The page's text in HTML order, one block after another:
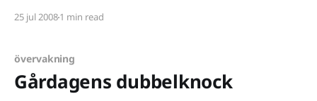
har använt sitt politiska inflytande för att påverka
kommitté vara självständig, så
25 jul 20081 min read
övervakning
Gårdagens dubbelknock